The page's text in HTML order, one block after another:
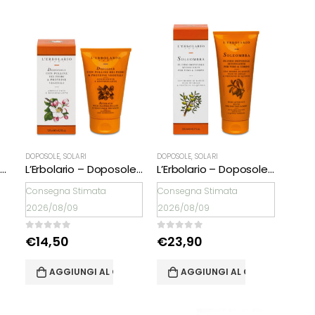
L’Erbolario – Crema Solare Viso Anti-tempo SPF 25
DOPOSOLE, SOLARI
L’Erbolario – Doposole al Polline dei Fiori & alle Proteine Vegetali
Consegna Stimata
2026/08/09
Su 5
€14,50
AGGIUNGI AL CARRELLO
DOPOSOLE,SOLARI
L’Erbolario – Doposole Soleombra
Consegna Stimata
2026/08/09
Su 5
€23,90
AGGIUNGI AL CARRELLO